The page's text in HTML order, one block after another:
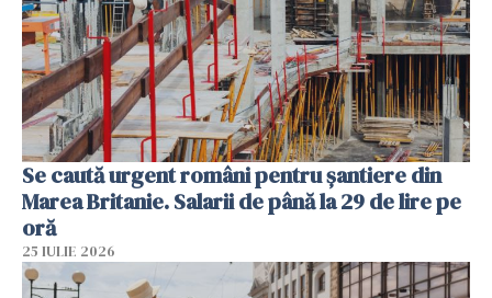
Se caută urgent români pentru șantiere din
Marea Britanie. Salarii de până la 29 de lire pe
oră
25 IULIE 2026